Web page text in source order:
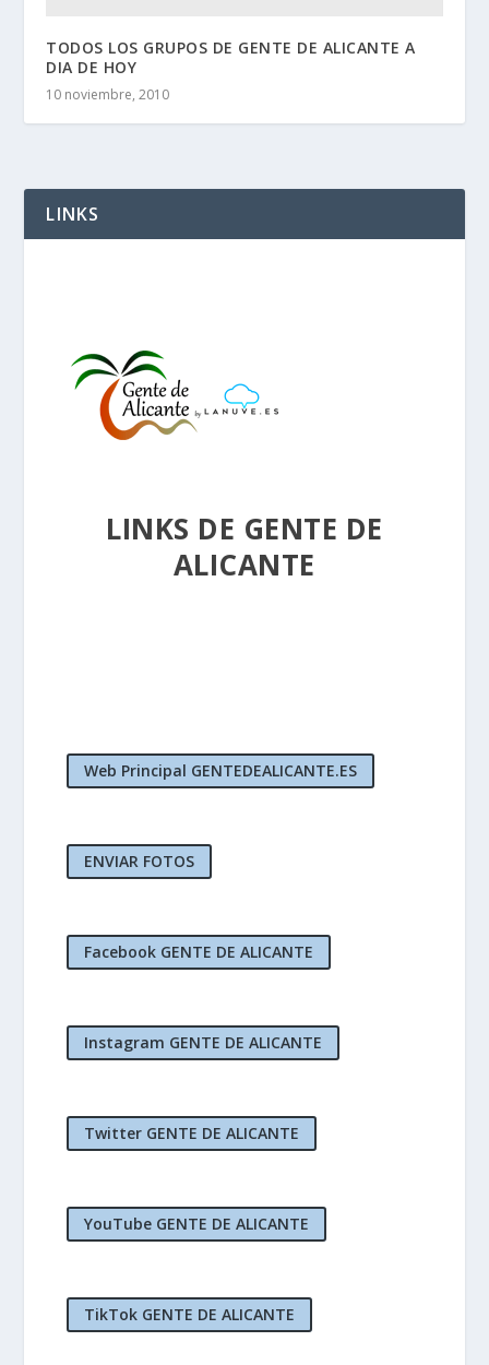
TODOS LOS GRUPOS DE GENTE DE ALICANTE A
DIA DE HOY
10 noviembre, 2010
LINKS
LINKS DE GENTE DE
ALICANTE
Web Principal GENTEDEALICANTE.ES
ENVIAR FOTOS
Facebook GENTE DE ALICANTE
Instagram GENTE DE ALICANTE
Twitter GENTE DE ALICANTE
YouTube GENTE DE ALICANTE
TikTok GENTE DE ALICANTE